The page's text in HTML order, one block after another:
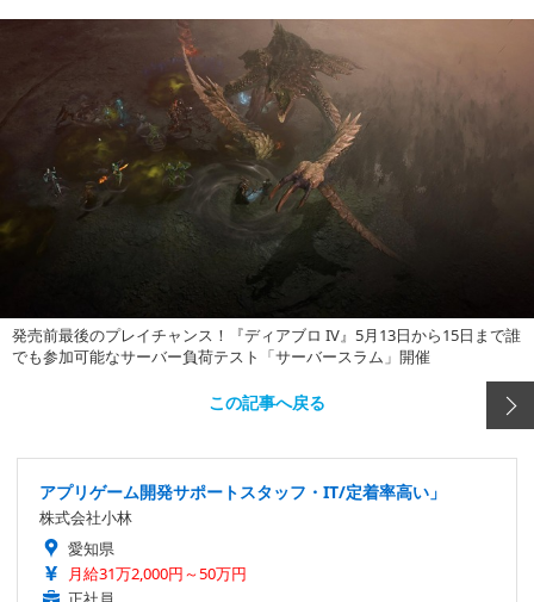
発売前最後のプレイチャンス！『ディアブロ IV』5月13日から15日まで誰
でも参加可能なサーバー負荷テスト「サーバースラム」開催
この記事へ戻る
アプリゲーム開発サポートスタッフ・IT/定着率高い」
株式会社小林
愛知県
月給31万2,000円～50万円